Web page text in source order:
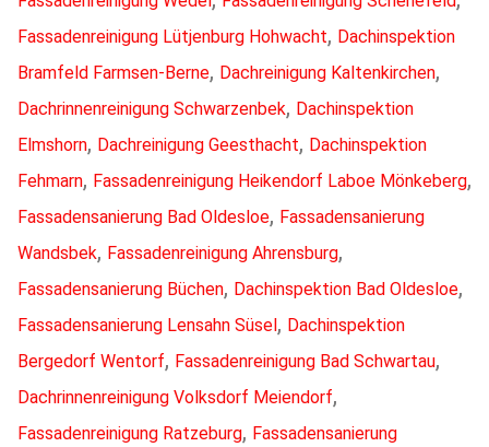
Fassadenreinigung Lütjenburg Hohwacht, Dachinspektion
Bramfeld Farmsen-Berne, Dachreinigung Kaltenkirchen,
Dachrinnenreinigung Schwarzenbek, Dachinspektion
Elmshorn, Dachreinigung Geesthacht, Dachinspektion
Fehmarn, Fassadenreinigung Heikendorf Laboe Mönkeberg,
Fassadensanierung Bad Oldesloe, Fassadensanierung
Wandsbek, Fassadenreinigung Ahrensburg,
Fassadensanierung Büchen, Dachinspektion Bad Oldesloe,
Fassadensanierung Lensahn Süsel, Dachinspektion
Bergedorf Wentorf, Fassadenreinigung Bad Schwartau,
Dachrinnenreinigung Volksdorf Meiendorf,
Fassadenreinigung Ratzeburg, Fassadensanierung